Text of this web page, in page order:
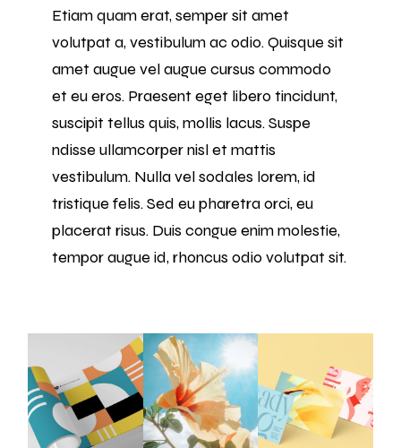
Etiam quam erat, semper sit amet
volutpat a, vestibulum ac odio. Quisque sit
amet augue vel augue cursus commodo
et eu eros. Praesent eget libero tincidunt,
suscipit tellus quis, mollis lacus. Suspe
ndisse ullamcorper nisl et mattis
vestibulum. Nulla vel sodales lorem, id
tristique felis. Sed eu pharetra orci, eu
placerat risus. Duis congue enim molestie,
tempor augue id, rhoncus odio volutpat sit.